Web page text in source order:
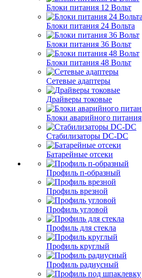
Блоки питания 12 Вольт
Блоки питания 24 Вольта
Блоки питания 36 Вольт
Блоки питания 48 Вольт
Сетевые адаптеры
Драйверы токовые
Блоки аварийного питания
Стабилизаторы DC-DC
Батарейные отсеки
Профиль п-образный
Профиль врезной
Профиль угловой
Профиль для стекла
Профиль круглый
Профиль радиусный